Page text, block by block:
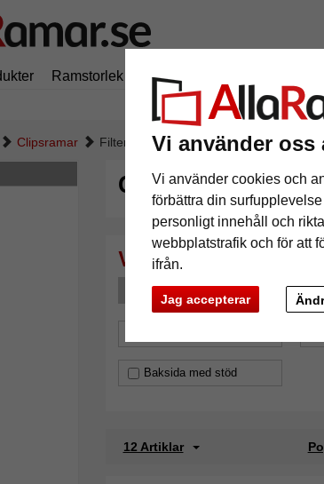
Vi använder oss
Vi använder cookies och
förbättra din
personligt innehåll och
webbplatstrafik och för att
ifrån.
Jag accepterar
Ramstorlek Märken
i leveranskostnad.
Clipsramar Filter: Format: 13x18
Clipsramar
Format: 13x18
Baksida med stöd
12 Artiklar